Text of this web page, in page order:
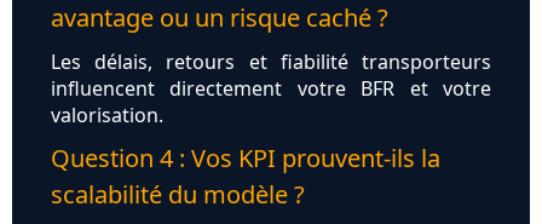
avantage ou un risque caché ?
Les délais, retours et fiabilité transporteurs
influencent directement votre BFR et votre
valorisation.
Question 4 : Vos KPI prouvent-ils la
scalabilité du modèle ?